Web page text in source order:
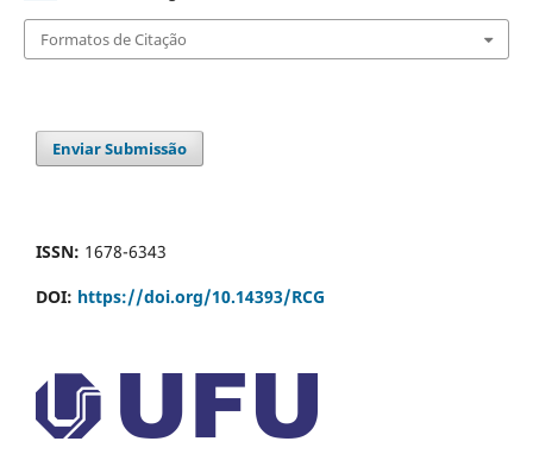
Formatos de Citação
Enviar Submissão
ISSN: 1678-6343
DOI: https://doi.org/10.14393/RCG